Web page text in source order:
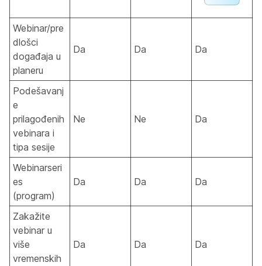
Webinar/pre
dlošci
događaja u
planeru
Da Da Da
Podešavanj
e
prilagođenih
vebinara i
tipa sesije
Ne Ne Da
Webinarseri
es
(program)
Da Da Da
Zakažite
vebinar u
više
vremenskih
Da Da Da